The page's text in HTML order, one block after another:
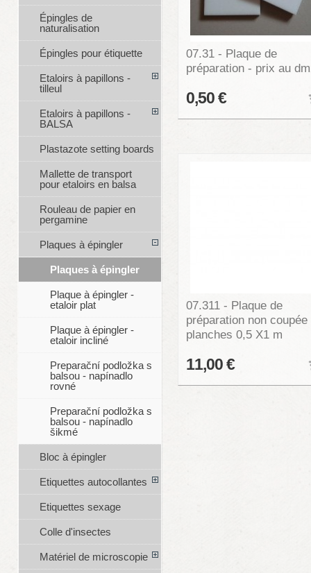
07.31 - Plaque de
préparation - prix au
0,50 €
07.311 - Plaque de
préparation non coupée
planches 0,5 X1 m
11,00 €
Épingles de
naturalisation
Épingles pour étiquette
Etaloirs à papillons -
tilleul
Etaloirs à papillons -
BALSA
Plastazote setting boards
Mallette de transport
pour etaloirs en balsa
Rouleau de papier en
pergamine
Plaques à épingler
Plaques à épingler
Plaque à épingler -
etaloir plat
Plaque à épingler -
etaloir incliné
Preparační podložka s
balsou - napínadlo
rovné
Preparační podložka s
balsou - napínadlo
šikmé
Bloc à épingler
Etiquettes autocollantes
Etiquettes sexage
Colle d'insectes
Matériel de microscopie